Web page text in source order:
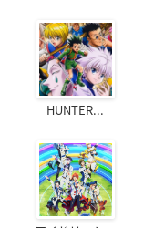
HUNTER...